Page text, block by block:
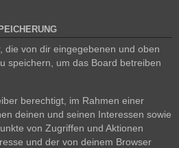
die von dir eingegebenen und oben
speichern, um das Board betreiben
berechtigt, im Rahmen einer
deinen und seinen Interessen sowie
von Zugriffen und Aktionen
und der von deinem Browser